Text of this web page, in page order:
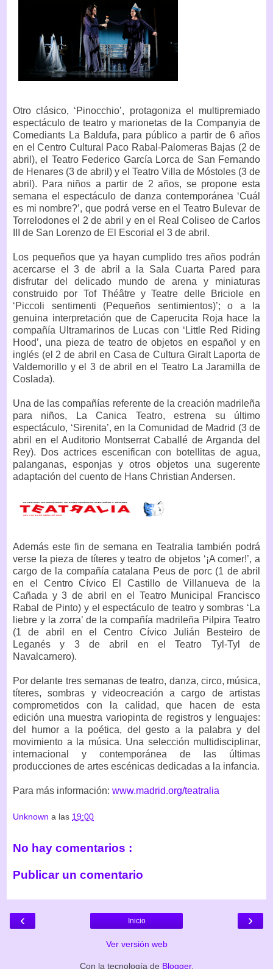
Otro clásico, ‘Pinocchio’, protagoniza el multipremiado
espectáculo de teatro y marionetas de la Companyia de
Comediants La Baldufa, para público a partir de 6 años
en el Centro Cultural Paco Rabal-Palomeras Bajas (2 de
abril), el Teatro Federico García Lorca de San Fernando
de Henares (3 de abril) y el Teatro Villa de Móstoles (3 de
abril). Para niños a partir de 2 años, se propone esta
semana el espectáculo de danza contemporánea ‘Cuál
es mi nombre?’, que podrá verse en el Teatro Bulevar de
Torrelodones el 2 de abril y en el Real Coliseo de Carlos
III de San Lorenzo de El Escorial el 3 de abril.
Los pequeños que ya hayan cumplido tres años podrán
acercarse el 3 de abril a la Sala Cuarta Pared para
disfrutar del delicado mundo de arena y miniaturas
construido por Tof Théâtre y Teatre delle Briciole en
‘Piccoli sentimenti (Pequeños sentimientos)’; o a la
genuina interpretación que de Caperucita Roja hace la
compañía Ultramarinos de Lucas con ‘Little Red Riding
Hood’, una pieza de teatro de objetos en español y en
inglés (el 2 de abril en Casa de Cultura Giralt Laporta de
Valdemorillo y el 3 de abril en el Teatro La Jaramilla de
Coslada).
Una de las compañías referente de la creación madrileña
para niños, La Canica Teatro, estrena su último
espectáculo, ‘Sirenita’, en la Comunidad de Madrid (3 de
abril en el Auditorio Montserrat Caballé de Arganda del
Rey). Dos actrices escenifican con botellitas de agua,
palanganas, esponjas y otros objetos una sugerente
adaptación del cuento de Hans Christian Andersen.
Además este fin de semana en Teatralia también podrá
verse la pieza de títeres y teatro de objetos ‘¡A comer!’, a
cargo de la compañía catalana Peus de porc (1 de abril
en el Centro Cívico El Castillo de Villanueva de la
Cañada y 3 de abril en el Teatro Municipal Francisco
Rabal de Pinto) y el espectáculo de teatro y sombras ‘La
liebre y la zorra’ de la compañía madrileña Pilpira Teatro
(1 de abril en el Centro Cívico Julián Besteiro de
Leganés y 3 de abril en el Teatro Tyl-Tyl de
Navalcarnero).
Por delante tres semanas de teatro, danza, circo, música,
títeres, sombras y videocreación a cargo de artistas
comprometidos con la calidad, que hacen de esta
edición una muestra variopinta de registros y lenguajes:
del humor a la poética, del gesto a la palabra y del
movimiento a la música. Una selección multidisciplinar,
internacional y contemporánea de las últimas
producciones de artes escénicas dedicadas a la infancia.
Para más información: www.madrid.org/teatralia
Unknown a las 19:00
No hay comentarios :
Publicar un comentario
‹ ›
Inicio
Ver versión web
Con la tecnología de Blogger.